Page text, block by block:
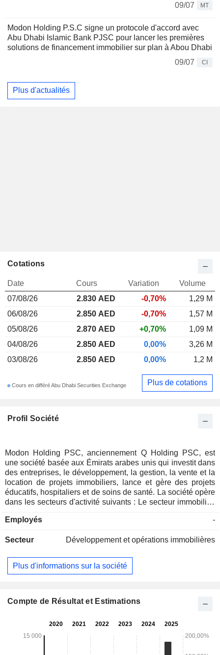
09/07
MT
Modon Holding P.S.C signe un protocole d'accord avec
Abu Dhabi Islamic Bank PJSC pour lancer les premières
solutions de financement immobilier sur plan à Abou Dhabi
09/07
CI
Plus d'actualités
Profil Société
Modon Holding PSC, anciennement Q Holding PSC, est
une société basée aux Émirats arabes unis qui investit dans
des entreprises, le développement, la gestion, la vente et la
location de projets immobiliers, lance et gère des projets
éducatifs, hospitaliers et de soins de santé. La société opère
dans les secteurs d'activité suivants : Le secteur immobilier,
l'investissement dans des projets d'infrastructure, la
vente de propriétés ; le secteur de l'hôtellerie, qui comprend
l'activité hôtelière ; le secteur de l'hébergement des
travailleurs, qui comprend la fourniture de services aux
investissements, qui comprend les investissements en
investissements et titres ; et le secteur "Autres", qui
les passifs non attribués à un secteur quelconque.
Employés -
Secteur Développement et opérations immobilières
Plus d'informations sur la société
Cotations
Date Cours Variation
Volume
07/08/26
2.830 AED -0,70%
1,29 M
06/08/26
2.850 AED -0,70%
1,57 M
05/08/26
2.870 AED +0,70%
1,09 M
04/08/26
2.850 AED 0,00%
3,26 M
03/08/26
2.850 AED 0,00% 1,2 M
Cours en différé Abu Dhabi Securities Exchange Plus de cotations
Compte de Résultat et Estimations